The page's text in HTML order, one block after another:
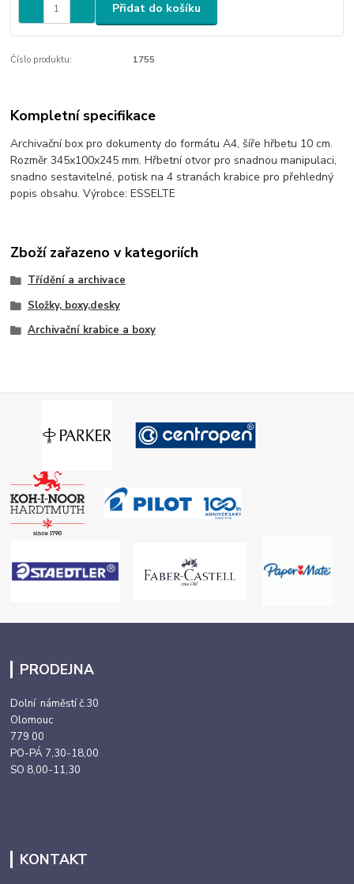
Přidat do košíku
Číslo produktu: 1755
Kompletní specifikace
Archivační box pro dokumenty do formátu A4, šíře hřbetu 10 cm.
Rozměr 345x100x245 mm. Hřbetní otvor pro snadnou manipulaci,
snadno sestavitelné, potisk na 4 stranách krabice pro přehledný
popis obsahu. Výrobce: ESSELTE
Zboží zařazeno v kategoriích
Třídění a archivace
Složky, boxy,desky
Archivační krabice a boxy
PRODEJNA
Dolní náměstí č.30
Olomouc
779 00
PO-PÁ 7,30-18,00
SO 8,00-11,30
KONTAKT